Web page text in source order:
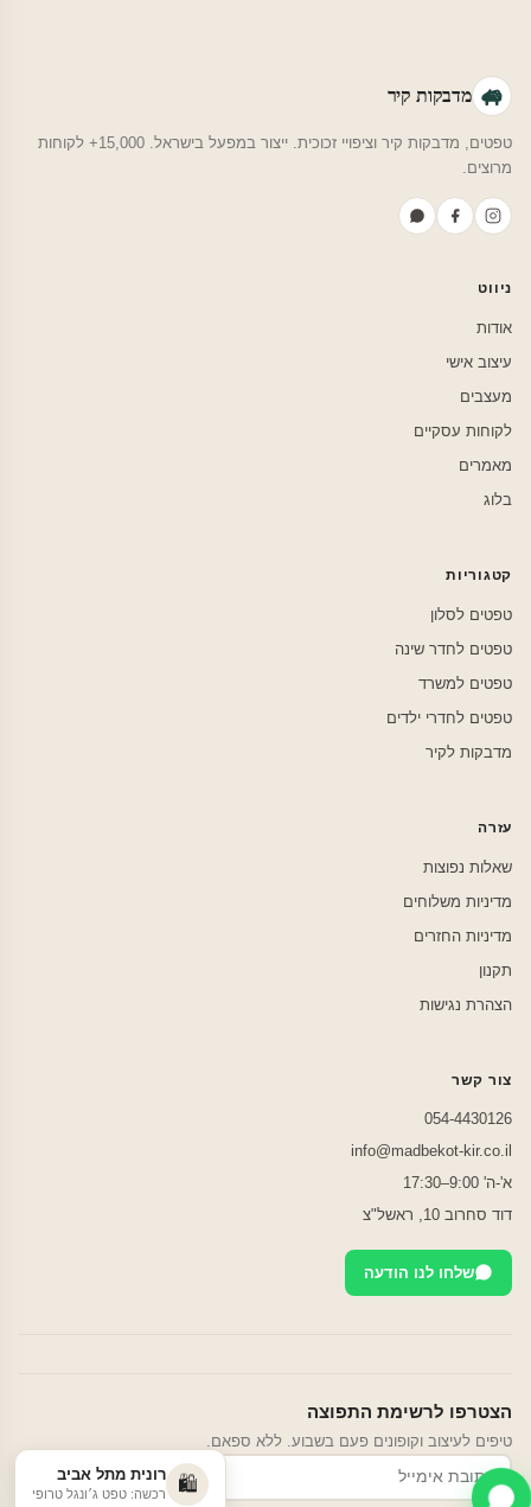
מדבקות קיר
טפטים, מדבקות קיר וציפויי זכוכית. ייצור במפעל בישראל. 15,000+ לקוחות
מרוצים.
ניווט
אודות
עיצוב אישי
מעצבים
לקוחות עסקיים
מאמרים
בלוג
קטגוריות
טפטים לסלון
טפטים לחדר שינה
טפטים למשרד
טפטים לחדרי ילדים
מדבקות לקיר
עזרה
שאלות נפוצות
מדיניות משלוחים
מדיניות החזרים
תקנון
הצהרת נגישות
צור קשר
054-4430126
info@madbekot-kir.co.il
א'-ה' 9:00–17:30
דוד סחרוב 10, ראשל"צ
שלחו לנו הודעה
הצטרפו לרשימת התפוצה
טיפים לעיצוב וקופונים פעם בשבוע. ללא ספאם.
הרשמה 🛍️ רונית מתל אביב
רכשה: טפט ג׳ונגל טרופי